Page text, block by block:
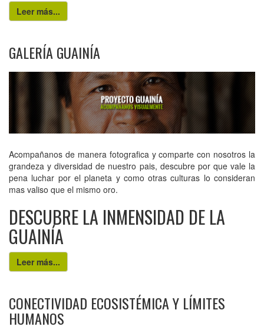
Leer más...
GALERÍA GUAINÍA
Acompañanos de manera fotografica y comparte con nosotros la
grandeza y diversidad de nuestro pais, descubre por que vale la
pena luchar por el planeta y como otras culturas lo consideran
mas valiso que el mismo oro.
DESCUBRE LA INMENSIDAD DE LA
GUAINÍA
Leer más...
CONECTIVIDAD ECOSISTÉMICA Y LÍMITES
HUMANOS